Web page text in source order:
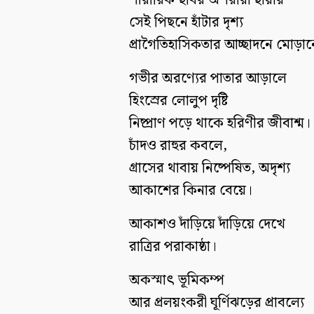
সেই পিছনে হাঁটার দৃশ্য
প্রাগৈতিহাসিকতার আচ্ছাদনে
গভীর অরণ্যের পাতার আড়ালে
হিংস্রের লোলুপ দৃষ্টি
নিষ্প্রাণ পড়ে থাকে হরিণীর জীবাশ্ম।
চাঁদও রাহুর কবলে,
গ্রাসের থাবায় নিষ্পেষিত, অদৃশ্য
আকাশের কিনার বেয়ে।
আকাশও দাঁড়িয়ে দাঁড়িয়ে দেখে
রাত্রির পরাকাষ্ঠা।
অকস্মাৎ ভূমিকম্প
আর প্রলয়ংকরী ঘূর্ণিঝড়ের প্রাবল্যে